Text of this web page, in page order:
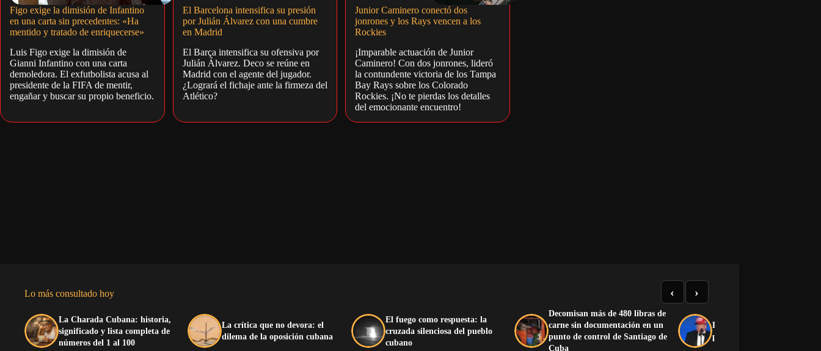
Figo exige la dimisión de Infantino
en una carta sin precedentes: «Ha
mentido y tratado de enriquecerse»
Luis Figo exige la dimisión de
Gianni Infantino con una carta
demoledora. El exfutbolista acusa al
presidente de la FIFA de mentir,
engañar y buscar su propio beneficio.
El Barcelona intensifica su presión
por Julián Álvarez con una cumbre
en Madrid
El Barça intensifica su ofensiva por
Julián Álvarez. Deco se reúne en
Madrid con el agente del jugador.
¿Logrará el fichaje ante la firmeza del
Atlético?
Junior Caminero conectó dos
jonrones y los Rays vencen a los
Rockies
¡Imparable actuación de Junior
Caminero! Con dos jonrones, lideró
la contundente victoria de los Tampa
Bay Rays sobre los Colorado
Rockies. ¡No te pierdas los detalles
del emocionante encuentro!
Lo más consultado hoy
La Charada Cubana: historia,
significado y lista completa de
números del 1 al 100
La crítica que no devora: el
dilema de la oposición cubana
El fuego como respuesta: la
cruzada silenciosa del pueblo
cubano
Decomisan más de 480 libras de
carne sin documentación en un
punto de control de Santiago de
Cuba
Donald Trump: biografía del
presidente de Estados Unidos
‹ ›